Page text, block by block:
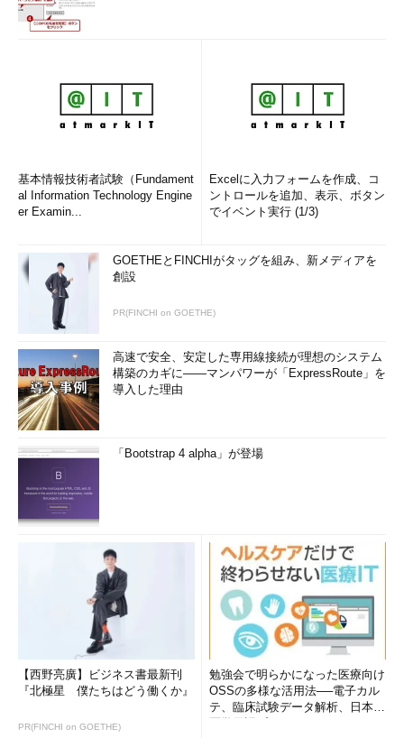
基本情報技術者試験（Fundament
al Information Technology Engine
er Examin...
Excelに入力フォームを作成、コ
ントロールを追加、表示、ボタン
でイベント実行 (1/3)
GOETHEとFINCHIがタッグを組み、新メディアを
創設
PR(FINCHI on GOETHE)
高速で安全、安定した専用線接続が理想のシステム
構築のカギに――マンパワーが「ExpressRoute」を
導入した理由
「Bootstrap 4 alpha」が登場
【西野亮廣】ビジネス書最新刊
『北極星 僕たちはどう働くか』
PR(FINCHI on GOETHE)
勉強会で明らかになった医療向け
OSSの多様な活用法──電子カル
テ、臨床試験データ解析、日本語